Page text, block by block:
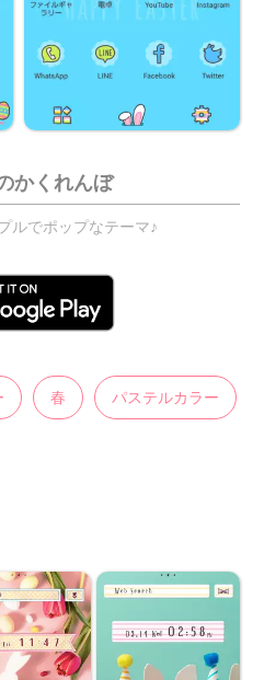
かくれんぼ
ルでポップなテーマ♪
春 パステルカラー